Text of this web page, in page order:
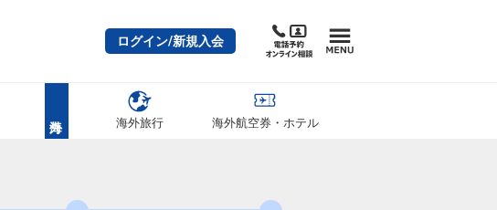
ログイン/新規入会
海外旅行 海外航空券・ホテル